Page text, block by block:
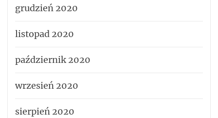
grudzień 2020
listopad 2020
październik 2020
wrzesień 2020
sierpień 2020